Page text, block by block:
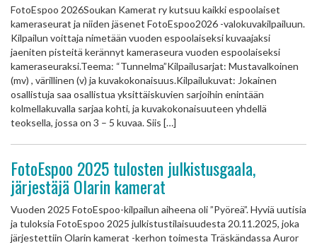
FotoEspoo 2026Soukan Kamerat ry kutsuu kaikki espoolaiset
kameraseurat ja niiden jäsenet FotoEspoo2026 -valokuvakilpailuun.
Kilpailun voittaja nimetään vuoden espoolaiseksi kuvaajaksi
jaeniten pisteitä kerännyt kameraseura vuoden espoolaiseksi
kameraseuraksi.Teema: “Tunnelma”Kilpailusarjat: Mustavalkoinen
(mv) , värillinen (v) ja kuvakokonaisuus.Kilpailukuvat: Jokainen
osallistuja saa osallistua yksittäiskuvien sarjoihin enintään
kolmellakuvalla sarjaa kohti, ja kuvakokonaisuuteen yhdellä
teoksella, jossa on 3 – 5 kuvaa. Siis […]
FotoEspoo 2025 tulosten julkistusgaala,
järjestäjä Olarin kamerat
Vuoden 2025 FotoEspoo-kilpailun aiheena oli ”Pyöreä”. Hyviä uutisia
ja tuloksia FotoEspoo 2025 julkistustilaisuudesta 20.11.2025, joka
järjestettiin Olarin kamerat -kerhon toimesta Träskändassa Auror